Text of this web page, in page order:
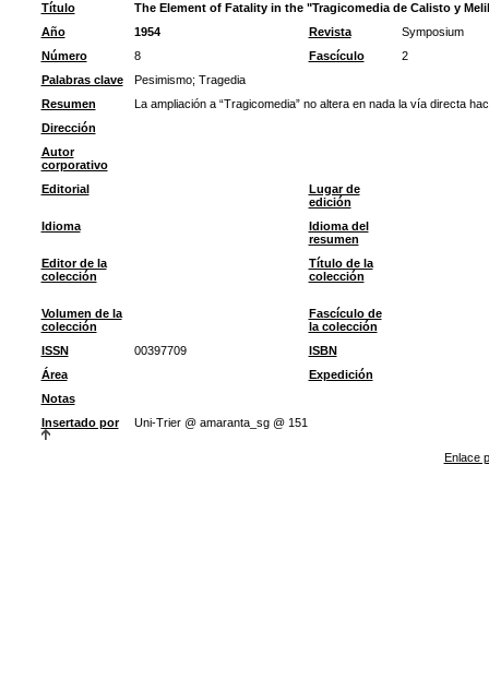
Título
The Element of Fatality in the "Tragicomedia de Calisto y
Año
1954 Revista
Symposium
Número
8 Fascículo
2
Palabras clave
Pesimismo; Tragedia
Resumen
La ampliación a “Tragicomedia” no altera en nada la vía directa
Dirección
Autor
corporativo
Editorial
Lugar de
edición
Idioma
Idioma del
resumen
Editor de la
colección
Título de la
colección
Volumen de la
colección
Fascículo de
la colección
ISSN
00397709
ISBN
Área
Expedición
Notas
Insertado por
Uni-Trier @ amaranta_sg @ 151
Enlace